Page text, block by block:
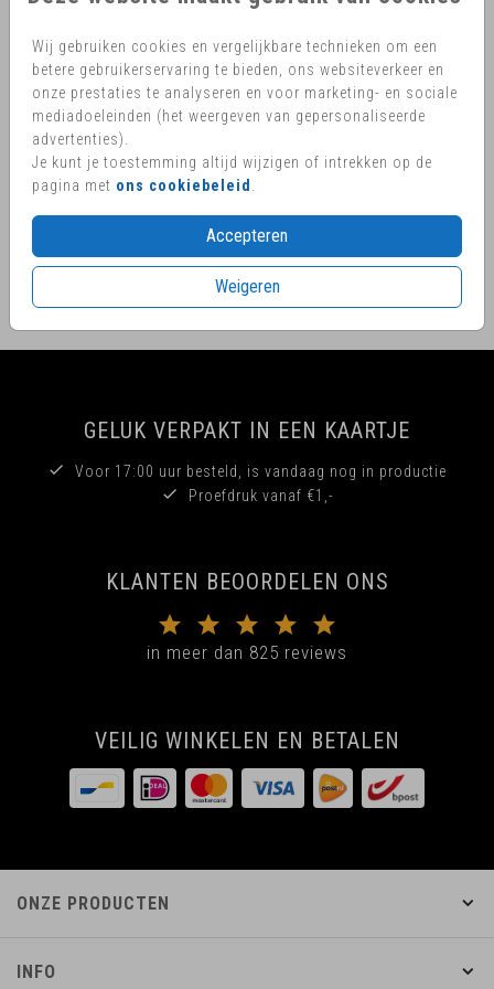
Wij gebruiken cookies en vergelijkbare technieken om een
betere gebruikerservaring te bieden, ons websiteverkeer en
onze prestaties te analyseren en voor marketing- en sociale
mediadoeleinden (het weergeven van gepersonaliseerde
advertenties).
Je kunt je toestemming altijd wijzigen of intrekken op de
pagina met ons cookiebeleid
Accepteren
Weigeren
Hulp nodig?We helpen je graag met je ontwerp
OMSCHRIJVING
X-mas sluitstickers! Rond de feestdagen je uitnodiging of
aankondiging sturen? Versier je envelop met een mooie
Prijs:€ 6,50 per 25 zegels
GELUK VERPAKT IN EEN KAARTJE
Voor 17:00 uur besteld, is vandaag nog in productie
Proefdruk vanaf €1,-
KLANTEN BEOORDELEN ONS
in meer dan 825 reviews
VEILIG WINKELEN EN BETALEN
ONZE PRODUCTEN
INFO